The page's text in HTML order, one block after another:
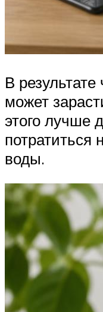
В
может
этого лучше
потратиться
воды.